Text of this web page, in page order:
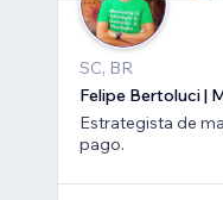
SC, BR
Felipe Bertoluci |
Estrategista de
pago.